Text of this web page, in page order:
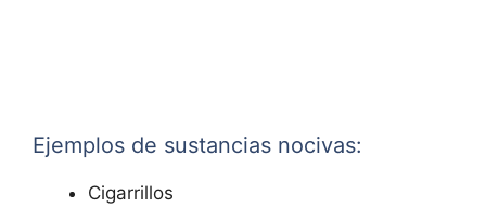
Ejemplos de sustancias nocivas:
Cigarrillos